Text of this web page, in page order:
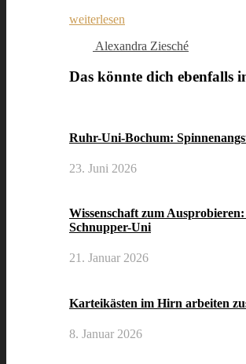
weiterlesen
Alexandra Ziesché
Das könnte dich ebenfalls
Ruhr-Uni-Bochum:
23. Juni 2026
Wissenschaft zum
Schnupper-Uni
21. Januar 2026
Karteikästen im Hirn arbeiten
8. Januar 2026